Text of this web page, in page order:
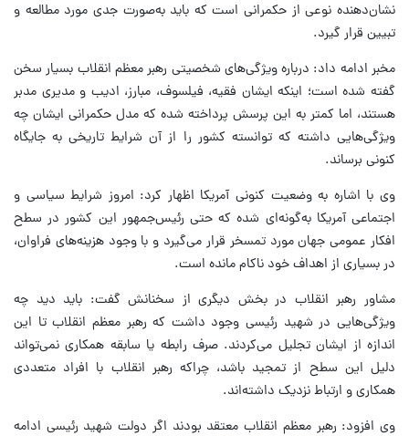
نشان‌دهنده نوعی از حکمرانی است که باید به‌صورت جدی مورد مطالعه و
تبیین قرار گیرد.
مخبر ادامه داد: درباره ویژگی‌های شخصیتی رهبر معظم انقلاب بسیار سخن
گفته شده است؛ اینکه ایشان فقیه، فیلسوف، مبارز، ادیب و مدیری مدبر
هستند، اما کمتر به این پرسش پرداخته شده که مدل حکمرانی ایشان چه
ویژگی‌هایی داشته که توانسته کشور را از آن شرایط تاریخی به جایگاه
کنونی برساند.
وی با اشاره به وضعیت کنونی آمریکا اظهار کرد: امروز شرایط سیاسی و
اجتماعی آمریکا به‌گونه‌ای شده که حتی رئیس‌جمهور این کشور در سطح
افکار عمومی جهان مورد تمسخر قرار می‌گیرد و با وجود هزینه‌های فراوان،
در بسیاری از اهداف خود ناکام مانده است.
مشاور رهبر انقلاب در بخش دیگری از سخنانش گفت: باید دید چه
ویژگی‌هایی در شهید رئیسی وجود داشت که رهبر معظم انقلاب تا این
اندازه از ایشان تجلیل می‌کردند. صرف رابطه یا سابقه همکاری نمی‌تواند
دلیل این سطح از تمجید باشد، چراکه رهبر انقلاب با افراد متعددی
همکاری و ارتباط نزدیک داشته‌اند.
وی افزود: رهبر معظم انقلاب معتقد بودند اگر دولت شهید رئیسی ادامه